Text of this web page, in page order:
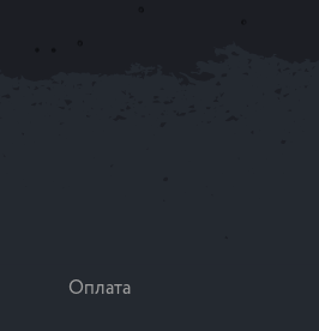
Оплата